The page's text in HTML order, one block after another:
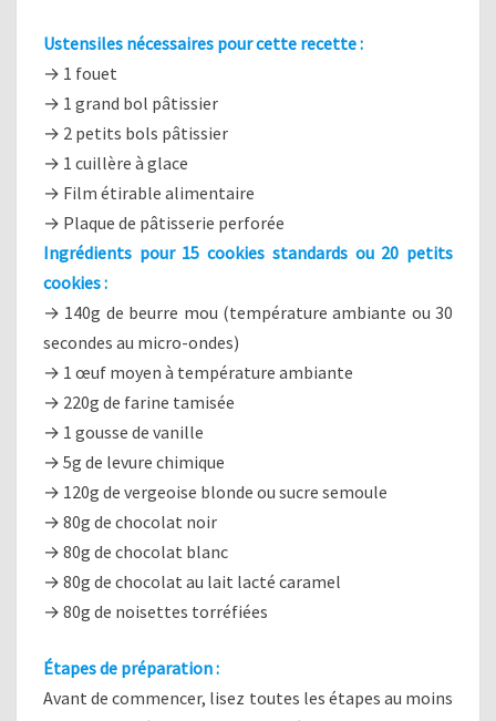
Ustensiles nécessaires pour cette recette :
→ 1 fouet
→ 1 grand bol pâtissier
→ 2 petits bols pâtissier
→ 1 cuillère à glace
→ Film étirable alimentaire
→ Plaque de pâtisserie perforée
Ingrédients pour 15 cookies standards ou 20 petits
cookies :
→ 140g de beurre mou (température ambiante ou 30
secondes au micro-ondes)
→ 1 œuf moyen à température ambiante
→ 220g de farine tamisée
→ 1 gousse de vanille
→ 5g de levure chimique
→ 120g de vergeoise blonde ou sucre semoule
→ 80g de chocolat noir
→ 80g de chocolat blanc
→ 80g de chocolat au lait lacté caramel
→ 80g de noisettes torréfiées
Étapesde préparation :
Avant de commencer, lisez toutes les étapes au moins